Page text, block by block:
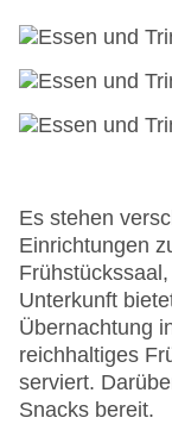
Garage
WLAN/WiFi
Haustiere:
Haustiere
Mastercard,
Es stehen
Einrichtungen
Unterkunft
Übernachtung
reichhaltiges
serviert.
Snacks bereit.